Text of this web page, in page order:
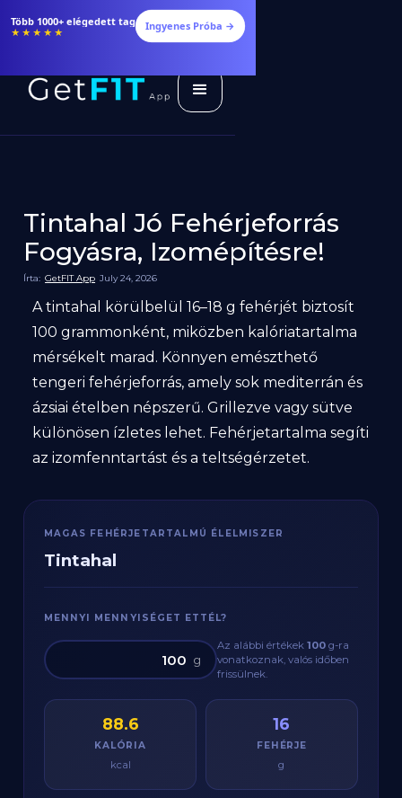
Több 1000+ elégedett tag
★★★★★ Ingyenes Próba →
Tintahal Jó Fehérjeforrás
Fogyásra, Izomépítésre!
Írta: GetFIT App July 24, 2026
A tintahal körülbelül 16–18 g fehérjét biztosít
100 grammonként, miközben kalóriatartalma
mérsékelt marad. Könnyen emészthető
tengeri fehérjeforrás, amely sok mediterrán és
ázsiai ételben népszerű. Grillezve vagy sütve
különösen ízletes lehet. Fehérjetartalma segíti
az izomfenntartást és a teltségérzetet.
MAGAS FEHÉRJETARTALMÚ ÉLELMISZER
Tintahal
MENNYI MENNYISÉGET ETTÉL?
g
Az alábbi értékek 100 g-ra
vonatkoznak, valós időben
frissülnek.
88.6
KALÓRIA
kcal
16
FEHÉRJE
g